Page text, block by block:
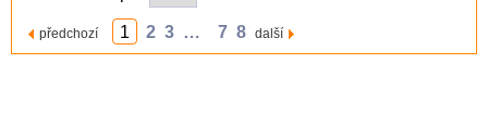
předchozí 1 2 3 … 7 8 další